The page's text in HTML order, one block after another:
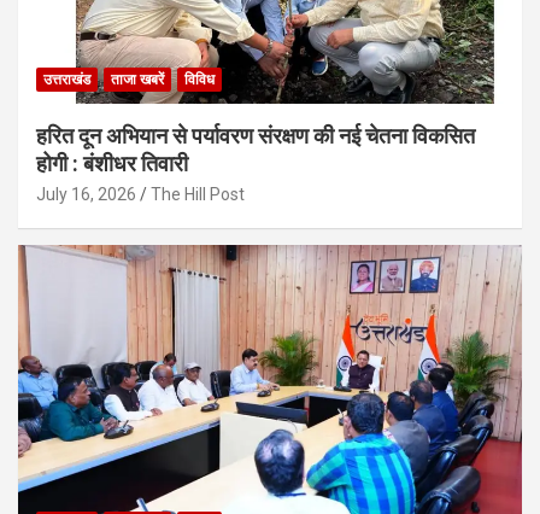
उत्तराखंड ताजा खबरें विविध
हरित दून अभियान से पर्यावरण संरक्षण की नई चेतना विकसित
होगी : बंशीधर तिवारी
July 16, 2026 The Hill Post